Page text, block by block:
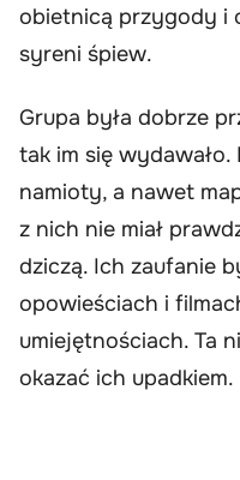
obietnicą przygody i
syreni śpiew.
Grupa była dobrze
tak im się wydawało.
namioty, a nawet
z nich nie miał
dziczą. Ich zaufanie
opowieściach i
umiejętnościach. Ta
okazać ich upadkiem.